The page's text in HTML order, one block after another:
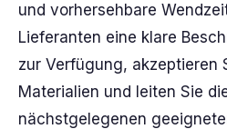
und vorhersehbare
Lieferanten eine klare
zur Verfügung, akzeptieren
Materialien und leiten Sie
nächstgelegenen